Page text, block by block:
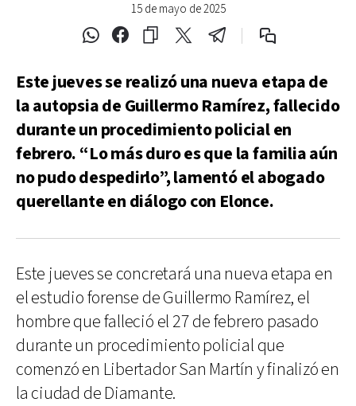
15 de mayo de 2025
Este jueves se realizó una nueva etapa de
la autopsia de Guillermo Ramírez, fallecido
durante un procedimiento policial en
febrero. “Lo más duro es que la familia aún
no pudo despedirlo”, lamentó el abogado
querellante en diálogo con Elonce.
Este jueves se concretará una nueva etapa en
el estudio forense de Guillermo Ramírez, el
hombre que falleció el 27 de febrero pasado
durante un procedimiento policial que
comenzó en Libertador San Martín y finalizó en
la ciudad de Diamante.